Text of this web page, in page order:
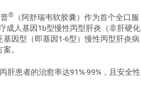
®
（阿舒瑞韦软胶囊）作为首个全口服
成人基因1b型慢性丙型肝炎（非肝硬化
因型（即基因1-6型）慢性丙型肝炎病
。
肝患者的治愈率达91%-99%，且安全性